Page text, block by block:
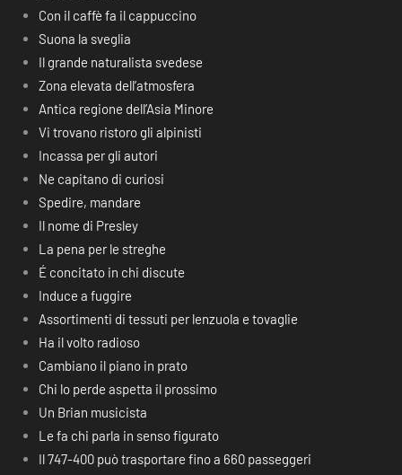
Con il caffè fa il cappuccino
Suona la sveglia
Il grande naturalista svedese
Zona elevata dell’atmosfera
Antica regione dell’Asia Minore
Vi trovano ristoro gli alpinisti
Incassa per gli autori
Ne capitano di curiosi
Spedire, mandare
Il nome di Presley
La pena per le streghe
É concitato in chi discute
Induce a fuggire
Assortimenti di tessuti per lenzuola e tovaglie
Ha il volto radioso
Cambiano il piano in prato
Chi lo perde aspetta il prossimo
Un Brian musicista
Le fa chi parla in senso figurato
Il 747-400 può trasportare fino a 660 passeggeri